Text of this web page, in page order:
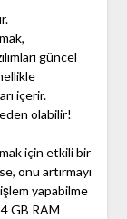
güncel
içerir.
olabilir!
için etkili bir
onu artırmayı
yapabilme
GB RAM